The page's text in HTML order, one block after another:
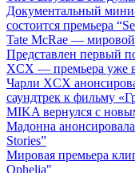
Документальный
состоится премьера
Tate McRae — мировой
Представлен первый
XCX — премьера уже
Чарли XCX
саундтрек к фильму
MIKA вернулся с
Мадонна
Stories”
Мировая премьера
Ophelia"